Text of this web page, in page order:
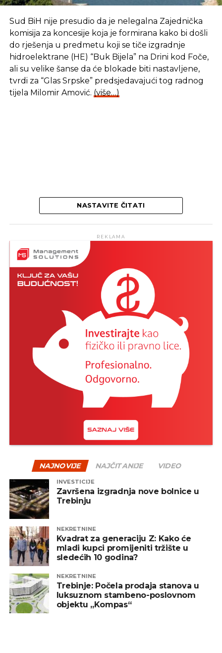
Sud BiH nije presudio da je nelegalna Zajednička
komisija za koncesije koja je formirana kako bi došli
do rješenja u predmetu koji se tiče izgradnje
hidroelektrane (HE) “Buk Bijela” na Drini kod Foče,
ali su velike šanse da će blokade biti nastavljene,
tvrdi za “Glas Srpske” predsjedavajući tog radnog
tijela Milomir Amović. (više…)
NASTAVITE ČITATI
REKLAMA
NAJNOVIJE NAJČITANIJE VIDEO
INVESTICIJE
Završena izgradnja nove bolnice u
Trebinju
NEKRETNINE
Kvadrat za generaciju Z: Kako će
mladi kupci promijeniti tržište u
sledećih 10 godina?
NEKRETNINE
Trebinje: Počela prodaja stanova u
luksuznom stambeno-poslovnom
objektu „Kompas“